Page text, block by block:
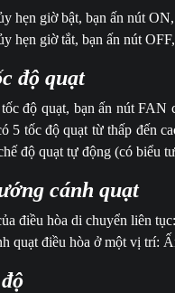
hẹn giờ bật, bạn ấn nút
hẹn giờ tắt, bạn ấn nút
độ quạt
độ quạt, bạn ấn nút FAN
5 tốc độ quạt từ thấp đến
độ quạt tự động (có biểu
cánh quạt
điều hòa di chuyển liên
quạt điều hòa ở một vị trí: